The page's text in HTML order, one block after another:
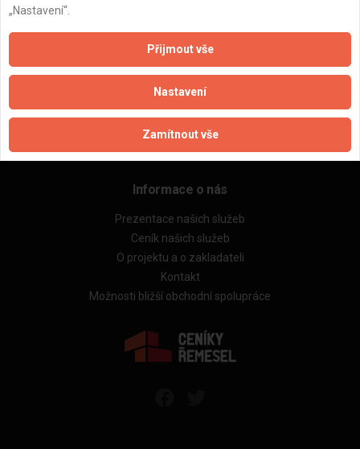
Kalkulačka rekonstrukce bytu
Kalkulačka rekonstrukce domu
Kalkulačka stavby domu
Rekonstrukce bytů
Stavby a rekonstrukce domů
Technická videokonzultace
Informace o nás
Prezentace našich služeb
Ceník našich služeb
O projektu a o zakladateli
Kontakt
Možnosti bližší obchodní spolupráce
„Nastavení“.
Přijmout vše
Nastavení
Zamítnout vše